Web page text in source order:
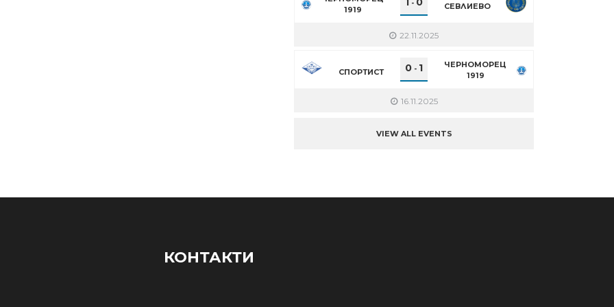
1919
- СЕВЛИЕВО
22.11.2025
СПОРТИСТ 0 - 1
ЧЕРНОМОРЕЦ
1919
16.11.2025
VIEW ALL EVENTS
КОНТАКТИ